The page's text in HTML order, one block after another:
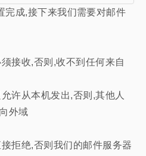
完成,接下来我们需要对邮件
接收,否则,收不到任何来自
许从本机发出,否则,其他人
外域
拒绝,否则我们的邮件服务器